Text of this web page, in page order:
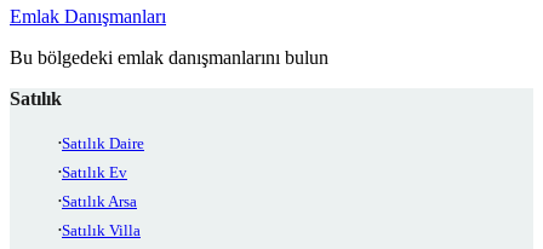
Emlak Danışmanları
Bu bölgedeki emlak danışmanlarını bulun
Satılık
Satılık Daire
Satılık Ev
Satılık Arsa
Satılık Villa